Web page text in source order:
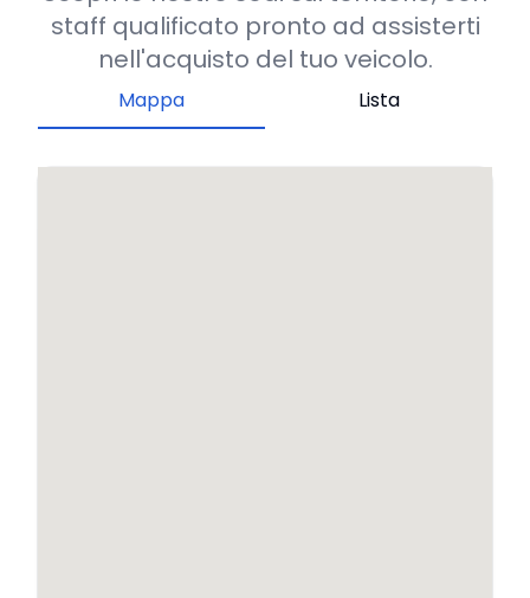
staff qualificato pronto ad assisterti
nell'acquisto del tuo veicolo.
Mappa Lista